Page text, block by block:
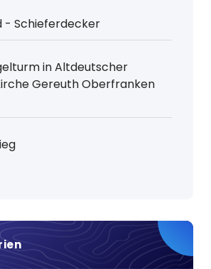
- Schieferdecker
in Altdeutscher
Gereuth Oberfranken